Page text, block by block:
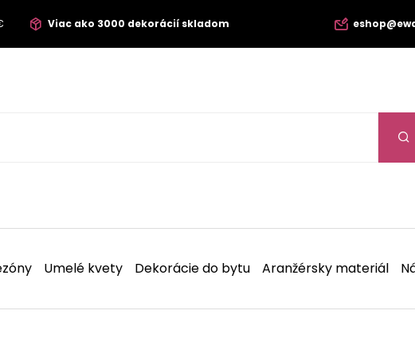
Viac ako 3000 dekorácií skladom
Umelé kvety Dekorácie do bytu Aranžérsky materiál